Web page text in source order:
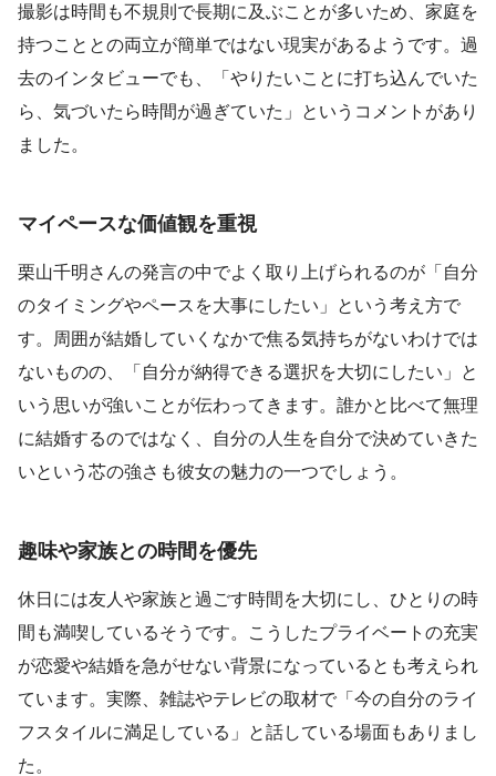
撮影は時間も不規則で長期に及ぶことが多いため、家庭を
持つこととの両立が簡単ではない現実があるようです。過
去のインタビューでも、「やりたいことに打ち込んでいた
ら、気づいたら時間が過ぎていた」というコメントがあり
ました。
マイペースな価値観を重視
栗山千明さんの発言の中でよく取り上げられるのが「自分
のタイミングやペースを大事にしたい」という考え方で
す。周囲が結婚していくなかで焦る気持ちがないわけでは
ないものの、「自分が納得できる選択を大切にしたい」と
いう思いが強いことが伝わってきます。誰かと比べて無理
に結婚するのではなく、自分の人生を自分で決めていきた
いという芯の強さも彼女の魅力の一つでしょう。
趣味や家族との時間を優先
休日には友人や家族と過ごす時間を大切にし、ひとりの時
間も満喫しているそうです。こうしたプライベートの充実
が恋愛や結婚を急がせない背景になっているとも考えられ
ています。実際、雑誌やテレビの取材で「今の自分のライ
フスタイルに満足している」と話している場面もありまし
た。